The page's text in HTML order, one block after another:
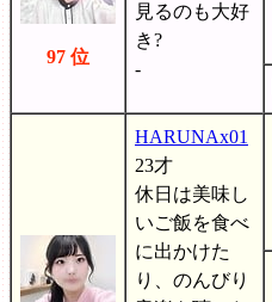
97 位
見るのも大好
き?
-
HARUNAx01
23才
休日は美味し
いご飯を食べ
に出かけた
り、のんびり